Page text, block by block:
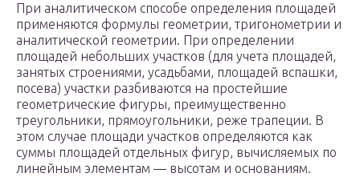
При аналитическом способе определения площадей
применяются формулы геометрии, тригонометрии и
аналитической геометрии. При определении
площадей небольших участков (для учета площадей,
занятых строениями, усадьбами, площадей вспашки,
посева) участки разбиваются на простейшие
геометрические фигуры, преимущественно
треугольники, прямоугольники, реже трапеции. В
этом случае площади участков определяются как
суммы площадей отдельных фигур, вычисляемых по
линейным элементам — высотам и основаниям.